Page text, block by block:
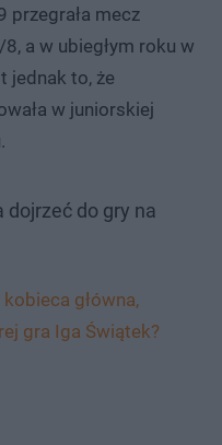
przegrała mecz
a w ubiegłym roku w
jednak to, że
w juniorskiej
dojrzeć do gry na
główna,
gra Iga Świątek?